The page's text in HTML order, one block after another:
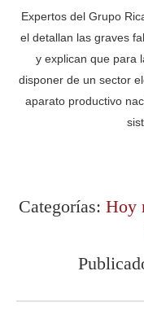
Expertos del Grupo
el detallan las graves
y explican que para
disponer de un sector
aparato productivo
Categorías: Hoy